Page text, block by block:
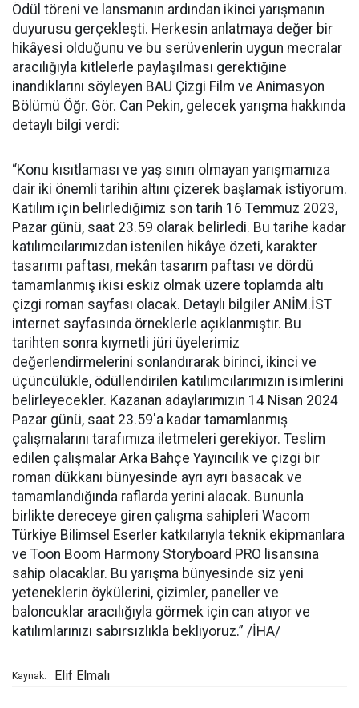
Ödül töreni ve lansmanın ardından ikinci yarışmanın
duyurusu gerçekleşti. Herkesin anlatmaya değer bir
hikâyesi olduğunu ve bu serüvenlerin uygun mecralar
aracılığıyla kitlelerle paylaşılması gerektiğine
inandıklarını söyleyen BAU Çizgi Film ve Animasyon
Bölümü Öğr. Gör. Can Pekin, gelecek yarışma hakkında
detaylı bilgi verdi:
“Konu kısıtlaması ve yaş sınırı olmayan yarışmamıza
dair iki önemli tarihin altını çizerek başlamak istiyorum.
Katılım için belirlediğimiz son tarih 16 Temmuz 2023,
Pazar günü, saat 23.59 olarak belirledi. Bu tarihe kadar
katılımcılarımızdan istenilen hikâye özeti, karakter
tasarımı paftası, mekân tasarım paftası ve dördü
tamamlanmış ikisi eskiz olmak üzere toplamda altı
çizgi roman sayfası olacak. Detaylı bilgiler ANİM.İST
internet sayfasında örneklerle açıklanmıştır. Bu
tarihten sonra kıymetli jüri üyelerimiz
değerlendirmelerini sonlandırarak birinci, ikinci ve
üçüncülükle, ödüllendirilen katılımcılarımızın isimlerini
belirleyecekler. Kazanan adaylarımızın 14 Nisan 2024
Pazar günü, saat 23.59'a kadar tamamlanmış
çalışmalarını tarafımıza iletmeleri gerekiyor. Teslim
edilen çalışmalar Arka Bahçe Yayıncılık ve çizgi bir
roman dükkanı bünyesinde ayrı ayrı basacak ve
tamamlandığında raflarda yerini alacak. Bununla
birlikte dereceye giren çalışma sahipleri Wacom
Türkiye Bilimsel Eserler katkılarıyla teknik ekipmanlara
ve Toon Boom Harmony Storyboard PRO lisansına
sahip olacaklar. Bu yarışma bünyesinde siz yeni
yeteneklerin öykülerini, çizimler, paneller ve
baloncuklar aracılığıyla görmek için can atıyor ve
katılımlarınızı sabırsızlıkla bekliyoruz.” /İHA/
Kaynak: Elif Elmalı